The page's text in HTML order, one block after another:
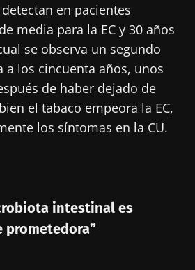
en pacientes
media para la EC y 30 años
se observa un segundo
a los cincuenta años, unos
de haber dejado de
el tabaco empeora la EC,
los síntomas en la CU.
intestinal es
prometedora”